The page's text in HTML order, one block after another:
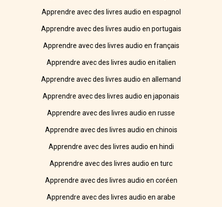
Apprendre avec des livres audio en espagnol
Apprendre avec des livres audio en portugais
Apprendre avec des livres audio en français
Apprendre avec des livres audio en italien
Apprendre avec des livres audio en allemand
Apprendre avec des livres audio en japonais
Apprendre avec des livres audio en russe
Apprendre avec des livres audio en chinois
Apprendre avec des livres audio en hindi
Apprendre avec des livres audio en turc
Apprendre avec des livres audio en coréen
Apprendre avec des livres audio en arabe